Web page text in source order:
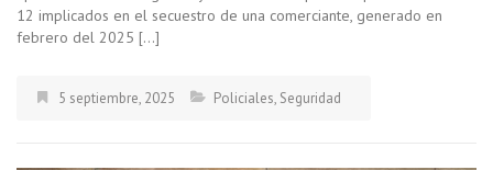
12 implicados en el secuestro de una comerciante, generado en
febrero del 2025 […]
5 septiembre, 2025 Policiales, Seguridad